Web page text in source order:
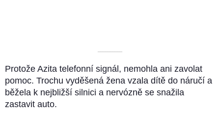
––––––––––
Protože Azita telefonní signál, nemohla ani zavolat
pomoc. Trochu vyděšená žena vzala dítě do náručí a
běžela k nejbližší silnici a nervózně se snažila
zastavit auto.